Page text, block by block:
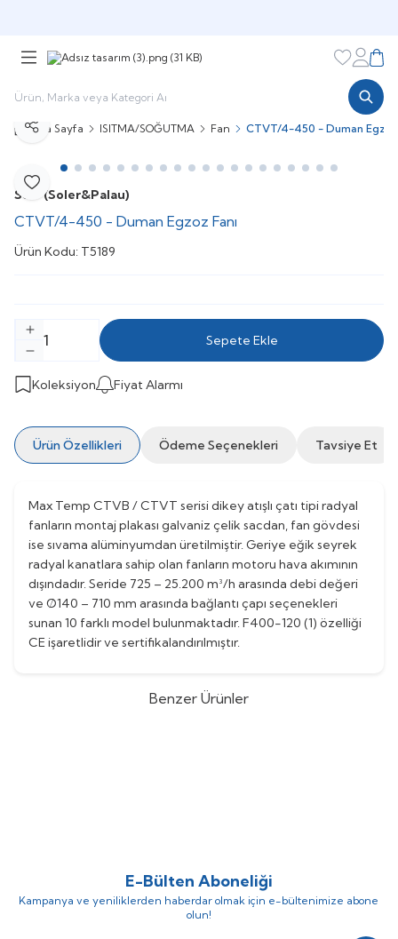
Favorilerim
Ana Sayfa ISITMA/SOĞUTMA Fan CTVT/4-450 - Duman Egzoz
Favoriye Ekle
Paylaş
S&P (Soler&Palau)
CTVT/4-450 - Duman Egzoz Fanı
Ürün Kodu: T5189
Sepete Ekle
Koleksiyon Fiyat Alarmı
Ürün Özellikleri Ödeme Seçenekleri Tavsiye Et
Max Temp CTVB / CTVT serisi dikey atışlı çatı tipi radyal
fanların montaj plakası galvaniz çelik sacdan, fan gövdesi
ise sıvama alüminyumdan üretilmiştir. Geriye eğik seyrek
radyal kanatlara sahip olan fanların motoru hava akımının
dışındadır. Seride 725 – 25.200 m³/h arasında debi değeri
ve Ø140 – 710 mm arasında bağlantı çapı seçenekleri
sunan 10 farklı model bulunmaktadır. F400-120 (1) özelliği
CE işaretlidir ve sertifikalandırılmıştır.
Benzer Ürünler
E-Bülten Aboneliği
Kampanya ve yeniliklerden haberdar olmak için e-bültenimize abone
olun!